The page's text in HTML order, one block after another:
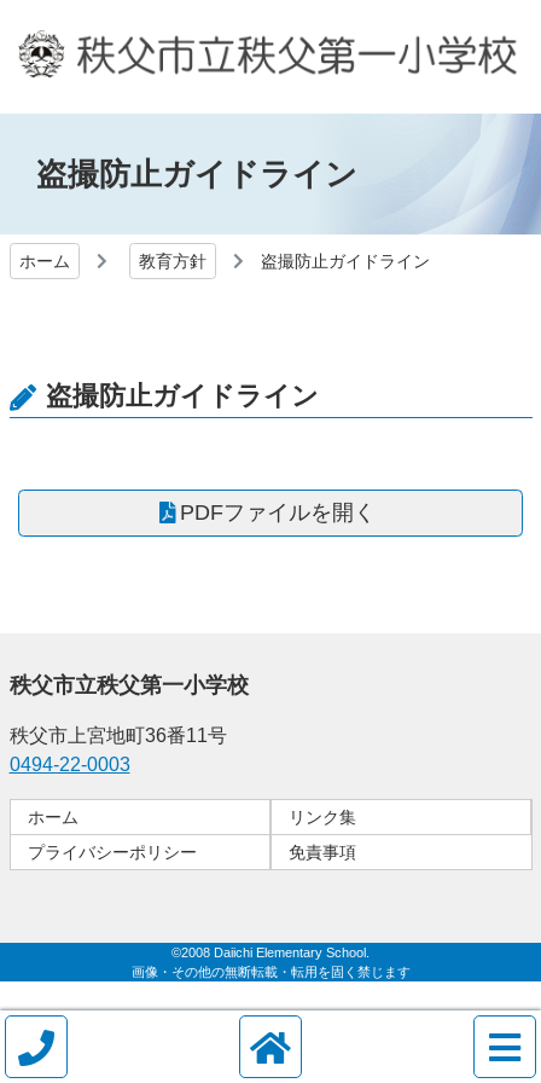
盗撮防止ガイドライン
ホーム 教育方針 盗撮防止ガイドライン
盗撮防止ガイドライン
PDFファイルを開く
秩父市立秩父第一小学校
秩父市上宮地町36番11号
0494-22-0003
ホーム
リンク集
プライバシーポリシー
免責事項
©2008 Daiichi Elementary School.
画像・その他の無断転載・転用を固く禁じます